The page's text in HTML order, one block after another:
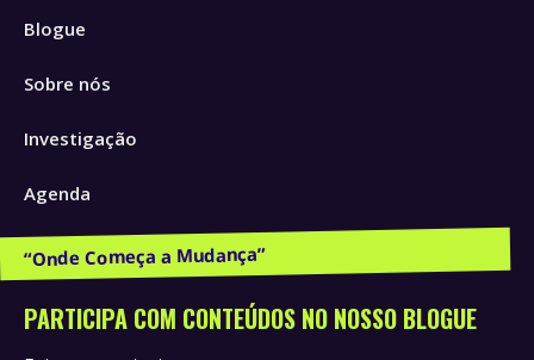
opens
new new
Blogue
Sobre nós
Investigação
Agenda
Publicações e Recursos
PARTICIPA COM CONTEÚDOS NO NOSSO BLOGUE